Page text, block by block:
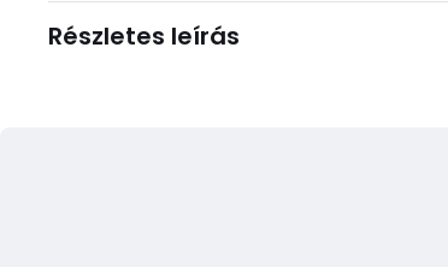
Részletes leírás